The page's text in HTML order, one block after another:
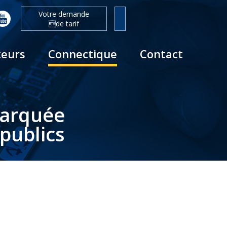
Votre demande
de tarif
Connectique Contact